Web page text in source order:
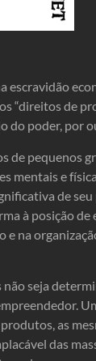
escravidão
“direitos de
do poder, por
de pequenos
mentais e
de
à posição de
na
seja
as
das